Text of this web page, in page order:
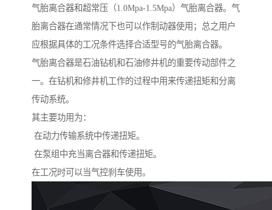
气胎离合器和超常压（1.0Mpa-1.5Mpa）气胎离合器。气
胎离合器在通常情况下也可以作制动器使用；总之用户
应根据具体的工况条件选择合适型号的气胎离合器。
气胎离合器是石油钻机和石油修井机的重要传动部件之
一。在钻机和修井机工作的过程中用来传递扭矩和分离
传动系统。
其主要功用为：
在动力传输系统中传递扭矩。
在泵组中充当离合器和传递扭矩。
在工况时可以当气控刹车使用。